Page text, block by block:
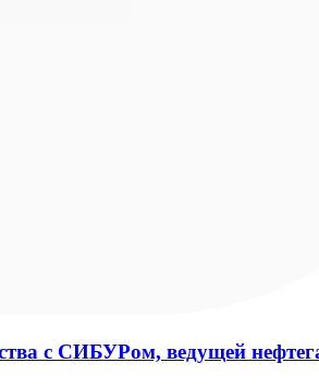
с СИБУРом, ведущей